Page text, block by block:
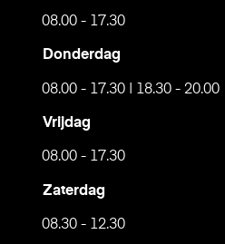
08.00 - 17.30
Donderdag
08.00 - 17.30 | 18.30 - 20.00
Vrijdag
08.00 - 17.30
Zaterdag
08.30 - 12.30